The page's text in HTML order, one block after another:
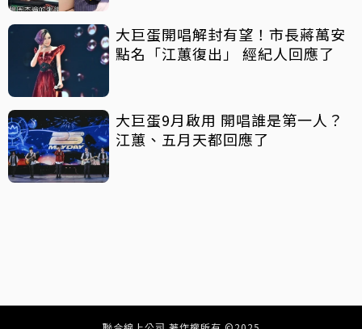
大巨蛋開唱解封有望！市長蔣萬安
點名「江蕙復出」 經紀人回應了
大巨蛋9月啟用 開唱誰是第一人？
江蕙、五月天都回應了